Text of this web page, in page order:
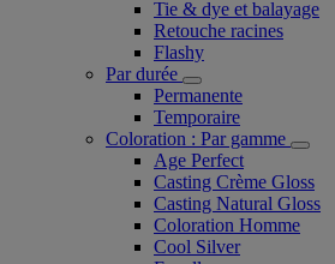
Tie & dye et balayage
Retouche racines
Flashy
Par durée
Permanente
Temporaire
Coloration : Par gamme
Age Perfect
Casting Crème Gloss
Casting Natural Gloss
Coloration Homme
Cool Silver